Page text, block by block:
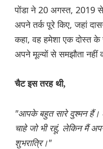
पोंडा ने 20 अगस्त, 2019
अपने तर्क पूरे किए, जहां
कहा, वह हमेशा एक दोस्त
अपने मूल्यों से समझौता नहीं
चैट इस तरह थी,
"आपके बहुत सारे दुश्मन हैं।
चाहे जो भी रहूं, लेकिन मैं
शुभरात्रि।"